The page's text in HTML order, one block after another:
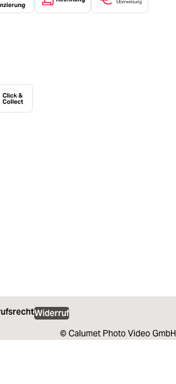
Widerruf
© Calumet Photo Video GmbH